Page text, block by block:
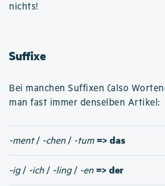
nichts!
Suffixe
Bei manchen Suffixen (also
man fast immer denselben Artikel:
-ment/ -chen / -tum => das
-ig/ -ich / -ling/ -en => der